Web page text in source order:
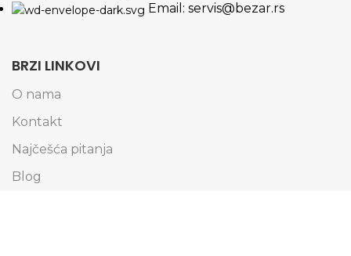
Email: servis@bezar.rs
BRZI LINKOVI
O nama
Kontakt
Najčešća pitanja
Blog